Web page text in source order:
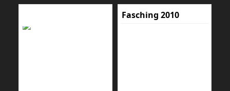
Fasching 2010